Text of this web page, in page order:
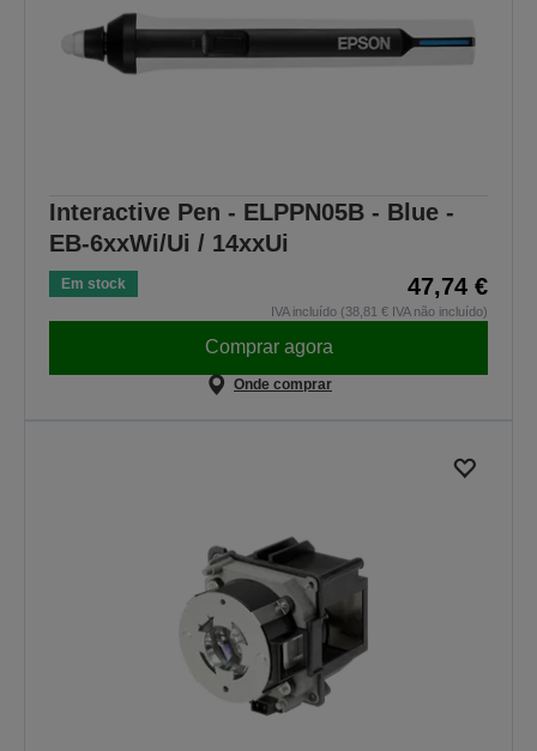
Interactive Pen - ELPPN05B - Blue -
EB-6xxWi/Ui / 14xxUi
Em stock 47,74 €
IVA incluído (38,81 € IVA não incluído)
Comprar agora
Onde comprar